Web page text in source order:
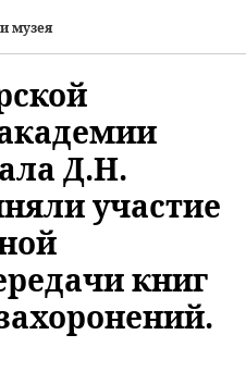
музея
Д.Н.
участие
книг